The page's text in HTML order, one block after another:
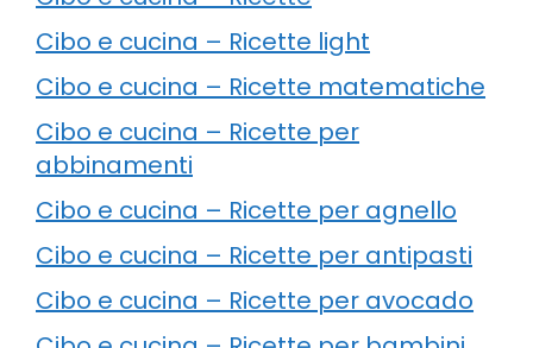
Cibo e cucina – Ricette light
Cibo e cucina – Ricette matematiche
Cibo e cucina – Ricette per
abbinamenti
Cibo e cucina – Ricette per agnello
Cibo e cucina – Ricette per antipasti
Cibo e cucina – Ricette per avocado